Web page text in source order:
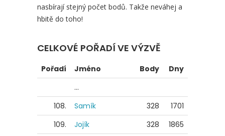
nasbírají stejný počet bodů. Takže neváhej a
hbitě do toho!
CELKOVÉ POŘADÍ VE VÝZVĚ
Pořadí Jméno Body
Dny
...
108.
Samík 328
1701
109.
Jojík 328 1865